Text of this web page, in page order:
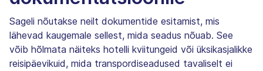
Sageli nõutakse neilt dokumentide esitamist, mis
lähevad kaugemale sellest, mida seadus nõuab. See
võib hõlmata näiteks hotelli kviitungeid või üksikasjalikke
reisipäevikuid, mida transpordiseadused tavaliselt ei